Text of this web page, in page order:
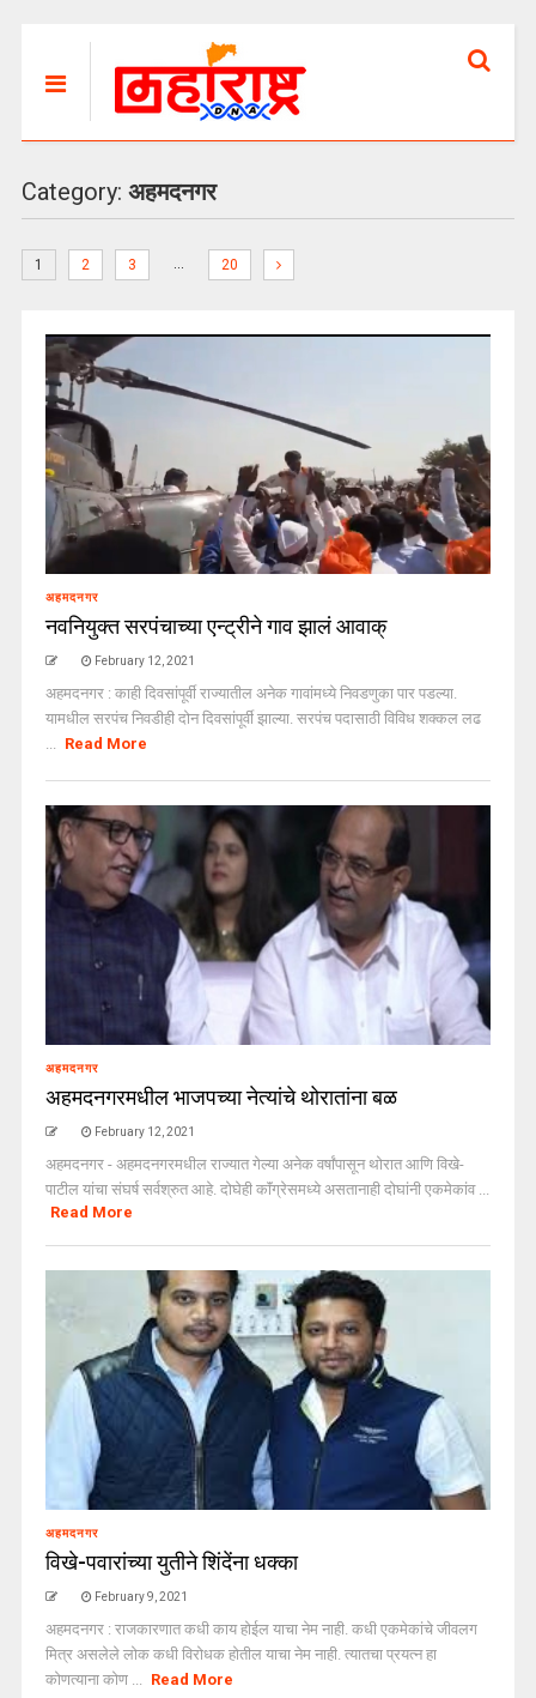
Category: अहमदनगर
1 2 3 … 20
अहमदनगर
नवनियुक्त सरपंचाच्या एन्ट्रीने गाव झालं आवाक्
February 12, 2021
अहमदनगर : काही दिवसांपूर्वी राज्यातील अनेक गावांमध्ये निवडणुका पार पडल्या.
यामधील सरपंच निवडीही दोन दिवसांपूर्वी झाल्या. सरपंच पदासाठी विविध शक्कल लढ
... Read More
अहमदनगर
अहमदनगरमधील भाजपच्या नेत्यांचे थोरातांना बळ
February 12, 2021
अहमदनगर - अहमदनगरमधील राज्यात गेल्या अनेक वर्षांपासून थोरात आणि विखे-
पाटील यांचा संघर्ष सर्वश्रुत आहे. दोघेही काॅंग्रेसमध्ये असतानाही दोघांनी एकमेकांव ...
Read More
अहमदनगर
विखे-पवारांच्या युतीने शिंदेंना धक्का
February 9, 2021
अहमदनगर : राजकारणात कधी काय होईल याचा नेम नाही. कधी एकमेकांचे जीवलग
मित्र असलेले लोक कधी विरोधक होतील याचा नेम नाही. त्यातचा प्रयत्न हा
कोणत्याना कोण ... Read More